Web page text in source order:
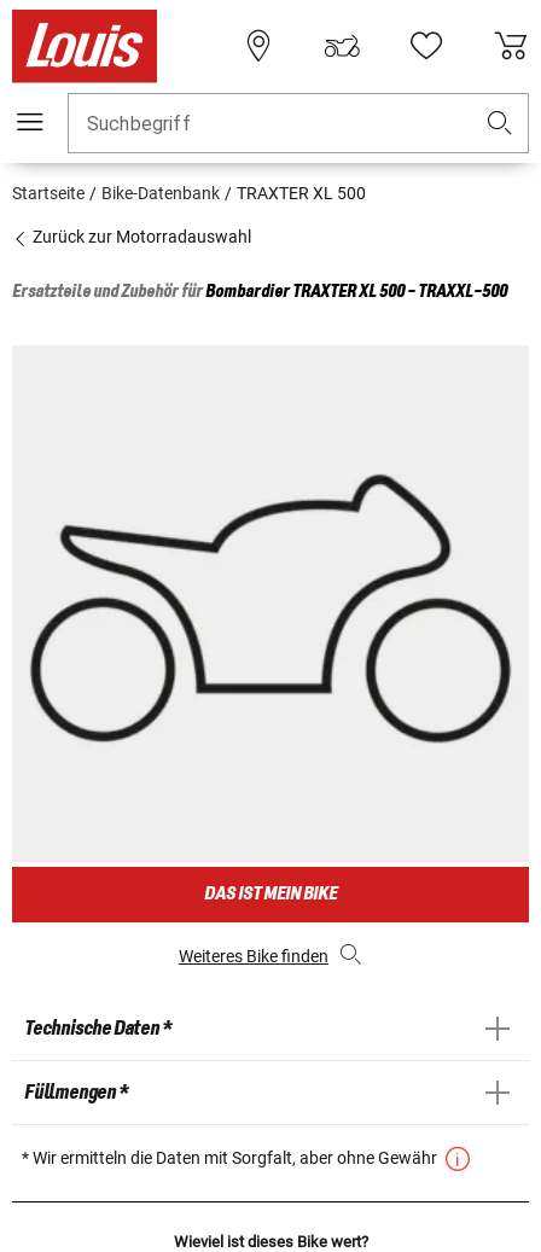
Suchbegriff
Startseite Bike-Datenbank TRAXTER XL 500
Zurück zur Motorradauswahl
Ersatzteile und Zubehör fürBombardierTRAXTER XL 500 - TRAXXL-500
DAS IST MEIN BIKE
Weiteres Bike finden
Technische Daten *
Füllmengen *
* Wir ermitteln die Daten mit Sorgfalt, aber ohne Gewähr
Wieviel ist dieses Bike wert?